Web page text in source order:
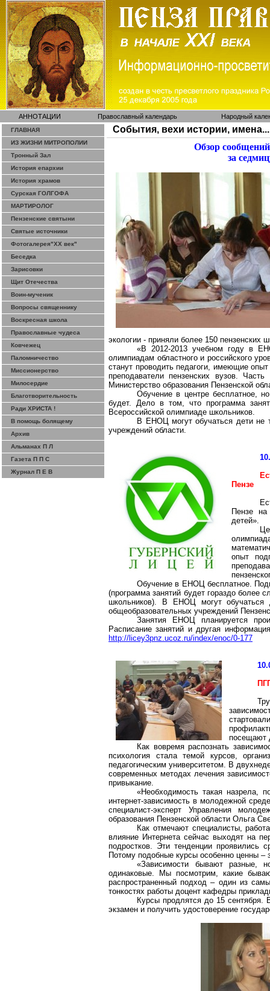
АННОТАЦИИ Православный календарь Народный
ГЛАВНАЯ
ИЗ ЖИЗНИ МИТРОПОЛИИ
Тронный Зал
История епархии
История храмов
Сурская ГОЛГОФА
МАРТИРОЛОГ
Пензенские святыни
Святые источники
Фотогалерея"ХХ век"
Беседка
Зарисовки
Щит Отечества
Воин-мученик
Вопросы священнику
Воскресная школа
Православные чудеса
Ковчежец
Паломничество
Миссионерство
Милосердие
Благотворительность
Ради ХРИСТА !
В помощь болящему
Архив
Альманах П Л
Газета П П С
Журнал П Е В
События, вехи истории, имена...
Обзор
за
экологии - приняли более 150 пензенских
«В 2012-2013 учебном году в
олимпиадам областного и российского
станут проводить педагоги, имеющие
преподаватели пензенских вузов.
Министерство образования Пензенской
Обучение в центре бесплатное,
будет. Дело в том, что программа
Всероссийской олимпиаде школьников.
В ЕНОЦ могут обучаться дети не
учреждений области.
Пензе
Пензе
детей».
опыт
Обучение в ЕНОЦ бесплатное.
(программа занятий будет гораздо более
школьников). В ЕНОЦ могут
общеобразовательных учреждений
Занятия ЕНОЦ планируется
Расписание занятий и другая
http://licey3pnz.ucoz.ru/index/enoc/0-177
посещают
Как вовремя распознать
психология стала темой курсов,
педагогическим университетом. В
современных методах лечения
привыкание.
«Необходимость такая назрела,
интернет-зависимость в молодежной
специалист-эксперт Управления
образования Пензенской области Ольга
Как отмечают специалисты,
влияние Интернета сейчас выходят на
подростков. Эти тенденции проявились
Потому подобные курсы особенно ценны –
«Зависимости бывают разные,
одинаковые. Мы посмотрим, какие
распространенный подход – один из
тонкостях работы доцент кафедры
Курсы продлятся до 15 сентября.
экзамен и получить удостоверение